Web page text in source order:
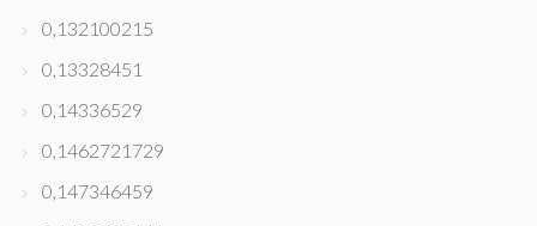
0,132100215
0,13328451
0,14336529
0,1462721729
0,147346459